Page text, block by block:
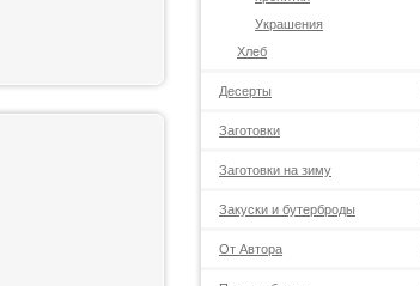
Украшения
Хлеб
Десерты
Заготовки
Заготовки на зиму
Закуски и бутерброды
От Автора